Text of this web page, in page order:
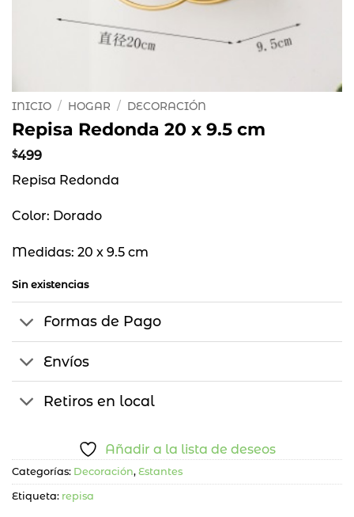
INICIO / HOGAR / DECORACIÓN
Repisa Redonda 20 x 9.5 cm
$499
Repisa Redonda
Color: Dorado
Medidas: 20 x 9.5 cm
Sin existencias
Formas de Pago
Envíos
Retiros en local
Añadir a la lista de deseos
Categorías: Decoración, Estantes
Etiqueta: repisa